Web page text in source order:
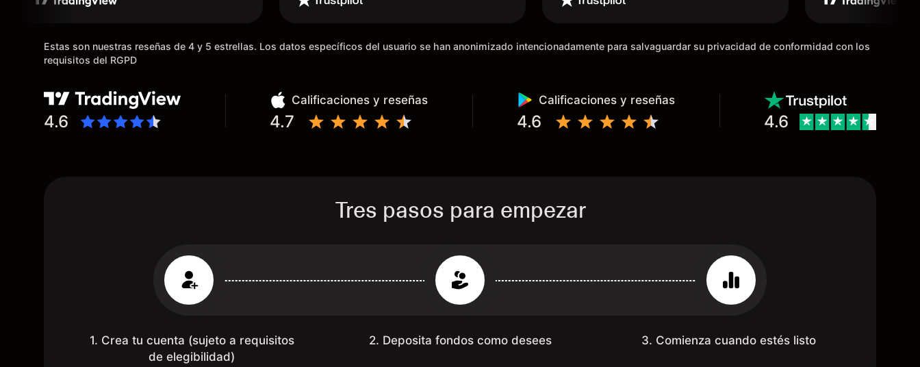
días o tienen mucha burocracia; y la
segunda razón, que te devuelve
mercado determinado, debido a los
spread y al volumen existente.
Mientras más activo seas, más dinero
Estas son nuestras reseñas de 4 y 5 estrellas. Los datos específicos del usuario se han anonimizado intencionadamente para salvaguardar su privacidad de conformidad con los
requisitos del RGPD
4.6
Calificaciones y reseñas
4.7
Calificaciones y reseñas
4.6 4.6
Tres pasos para empezar
1. Crea tu cuenta (sujeto a requisitos
de elegibilidad)
2. Deposita fondos como desees 3. Comienza cuando estés listo